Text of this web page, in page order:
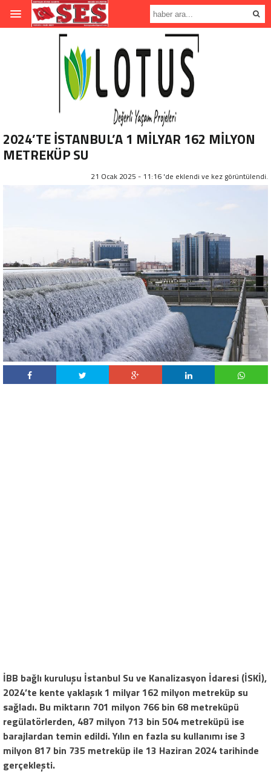
2024’TE İSTANBUL’A 1 MİLYAR 162 MİLYON
METREKÜP SU
21 Ocak 2025 - 11:16 'de eklendi ve kez görüntülendi.
İBB bağlı kuruluşu İstanbul Su ve Kanalizasyon İdaresi (İSKİ),
2024’te kente yaklaşık 1 milyar 162 milyon metreküp su
sağladı. Bu miktarın 701 milyon 766 bin 68 metreküpü
regülatörlerden, 487 milyon 713 bin 504 metreküpü ise
barajlardan temin edildi. Yılın en fazla su kullanımı ise 3
milyon 817 bin 735 metreküp ile 13 Haziran 2024 tarihinde
gerçekleşti.